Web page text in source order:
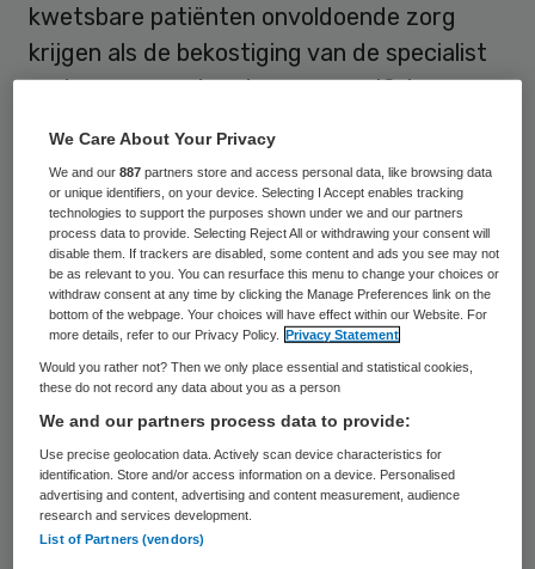
kwetsbare patiënten onvoldoende zorg
krijgen als de bekostiging van de specialist
ouderengeneeskunde voor specifieke
naar de Zorgverzekeringswet (Zvw). De
vereniging roept ‘alle partijen op om ervoor
te zorgen dat verzekeraars voldoende zorg
van specialisten ouderengeneeskunde voor
2020 inkopen’.
De zorgverzekeraars werpen onnodige
barrières op, vindt Verenso-voorzitter en
specialist ouderengeneeskunde Nienke
Nieuwenhuizen. “Specialisten
ouderengeneeskunde die bijvoorbeeld in
kleine samenwerkingsverbanden werken
We Care About Your Privacy
We and our887 partners store and access personal data, like browsing data
or unique identifiers, on your device. Selecting I Accept enables tracking
technologies to support the purposes shown under we and our partners
process data to provide. Selecting Reject All or withdrawing your consent will
disable them. If trackers are disabled, some content and ads you see may not
be as relevant to you. You can resurface this menu to change your choices or
withdraw consent at any time by clicking the Manage Preferences link on the
bottom of the webpage. Your choices will have effect within our Website. For
more details, refer to our Privacy Policy.
Privacy Statement
Would you rather not? Then we only place essential and statistical cookies,
these do not record any data about you as a person
We and our partners process data to provide:
Use precise geolocation data. Actively scan device characteristics for
identification. Store and/or access information on a device. Personalised
advertising and content, advertising and content measurement, audience
research and services development.
List of Partners (vendors)